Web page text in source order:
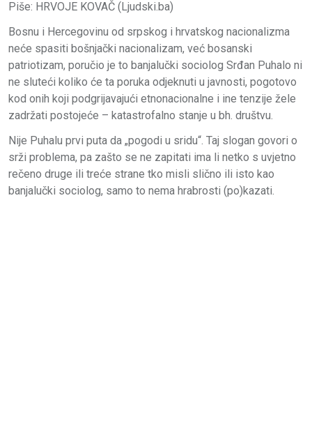
Piše: HRVOJE KOVAČ (Ljudski.ba)
Bosnu i Hercegovinu od srpskog i hrvatskog nacionalizma
neće spasiti bošnjački nacionalizam, već bosanski
patriotizam, poručio je to banjalučki sociolog Srđan Puhalo ni
ne sluteći koliko će ta poruka odjeknuti u javnosti, pogotovo
kod onih koji podgrijavajući etnonacionalne i ine tenzije žele
zadržati postojeće – katastrofalno stanje u bh. društvu.
Nije Puhalu prvi puta da „pogodi u sridu“. Taj slogan govori o
srži problema, pa zašto se ne zapitati ima li netko s uvjetno
rečeno druge ili treće strane tko misli slično ili isto kao
banjalučki sociolog, samo to nema hrabrosti (po)kazati.